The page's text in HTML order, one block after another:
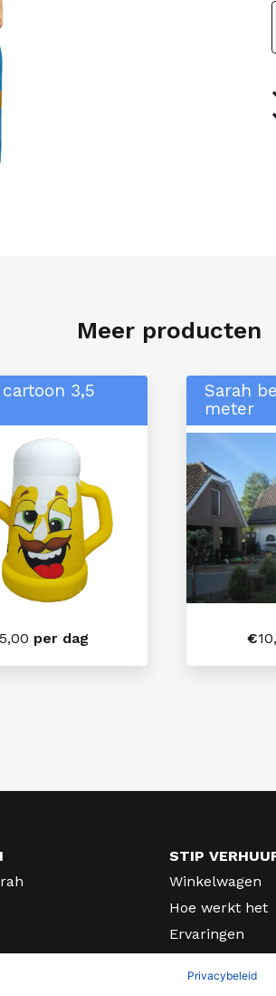
Meer producten
3,5
per dag
Sarah
meter
€
STIP
Winkelwagen
Hoe werkt het
Ervaringen
Privacy
Privacybeleid